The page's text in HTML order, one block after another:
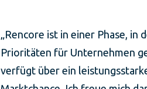
„Rencore ist in einer Phase, in
Prioritäten für Unternehmen
verfügt über ein